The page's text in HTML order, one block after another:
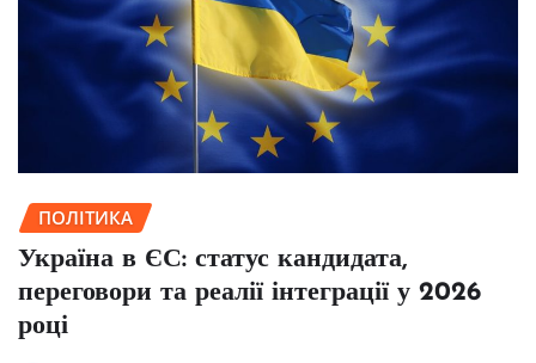
ПОЛІТИКА
Україна в ЄС: статус кандидата,
переговори та реалії інтеграції у 2026
році